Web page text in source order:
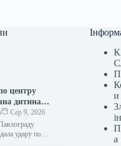
центру
дитина
Сер 9, 2026
удару по
и
а